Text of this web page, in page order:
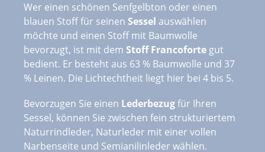
Wer einen schönen Senfgelbton oder einen
blauen Stoff für seinen Sessel auswählen
möchte und einen Stoff mit Baumwolle
bevorzugt, ist mit dem Stoff Francoforte gut
bedient. Er besteht aus 63 % Baumwolle und 37
% Leinen. Die Lichtechtheit liegt hier bei 4 bis 5.
Bevorzugen Sie einen Lederbezugfür Ihren
Sessel, können Sie zwischen fein strukturiertem
Naturrindleder, Naturleder mit einer vollen
Narbenseite und Semianilinleder wählen.